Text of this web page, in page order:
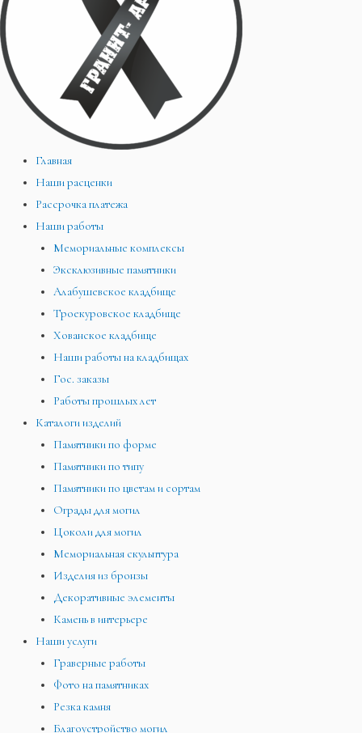
Главная
Наши расценки
Рассрочка платежа
Наши работы
Мемориальные комплексы
Эксклюзивные памятники
Алабушевское кладбище
Троекуровское кладбище
Хованское кладбище
Наши работы на кладбищах
Гос. заказы
Работы прошлых лет
Каталоги изделий
Памятники по форме
Памятники по типу
Памятники по цветам и сортам
Ограды для могил
Цоколи для могил
Мемориальная скульптура
Изделия из бронзы
Декоративные элементы
Камень в интерьере
Наши услуги
Граверные работы
Фото на памятниках
Резка камня
Благоустройство могил